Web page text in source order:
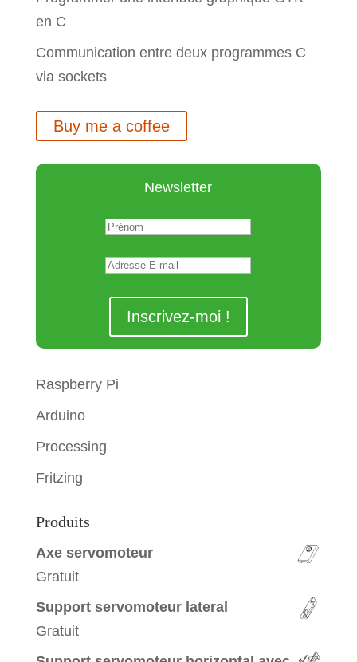
en C
Communication entre deux programmes C
via sockets
Buy me a coffee
Newsletter
Raspberry Pi
Arduino
Processing
Fritzing
Produits
Axe servomoteur
Gratuit
Support servomoteur lateral
Gratuit